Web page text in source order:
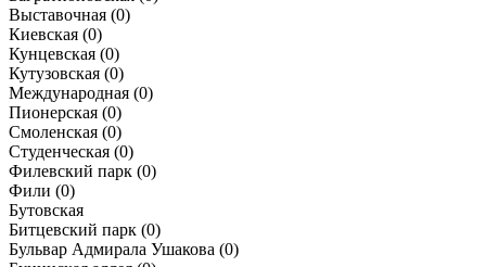
Выставочная (0)
Киевская (0)
Кунцевская (0)
Кутузовская (0)
Международная (0)
Пионерская (0)
Смоленская (0)
Студенческая (0)
Филевский парк (0)
Фили (0)
Бутовская
Битцевский парк (0)
Бульвар Адмирала Ушакова (0)